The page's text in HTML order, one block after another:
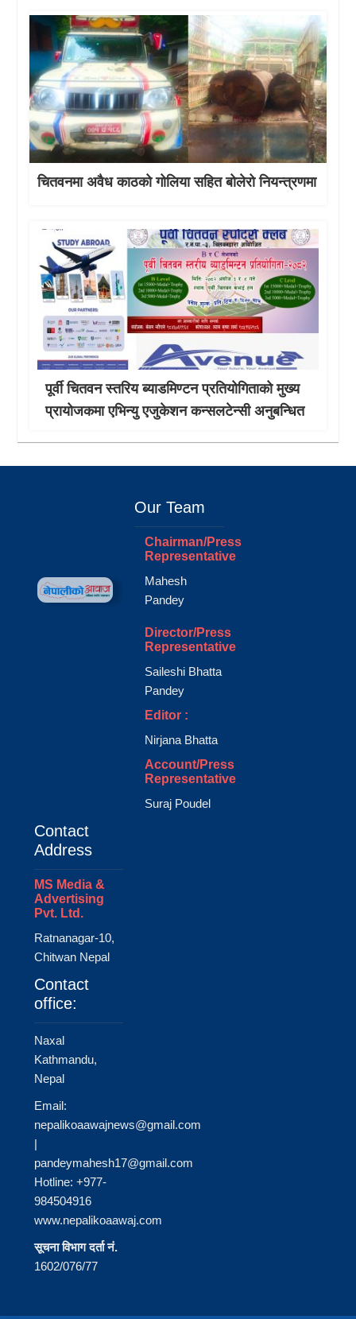
चितवनमा अवैध काठको गोलिया सहित बोलेरो नियन्त्रणमा
पूर्वी चितवन स्तरिय ब्याडमिण्टन प्रतियोगिताको मुख्य
प्रायोजकमा एभिन्यु एजुकेशन कन्सलटेन्सी अनुबन्धित
Our Team
Chairman/Press
Representative
Mahesh
Pandey
Director/Press
Representative
Saileshi Bhatta
Pandey
Editor :
Nirjana Bhatta
Account/Press
Representative
Suraj Poudel
Contact
Address
MS Media &
Advertising
Pvt. Ltd.
Ratnanagar-10,
Chitwan Nepal
Contact
office:
Naxal
Kathmandu,
Nepal
Email:
nepalikoaawajnews@gmail.com
|
pandeymahesh17@gmail.com
Hotline: +977-
984504916
www.nepalikoaawaj.com
सूचना विभाग दर्ता नं.
1602/076/77